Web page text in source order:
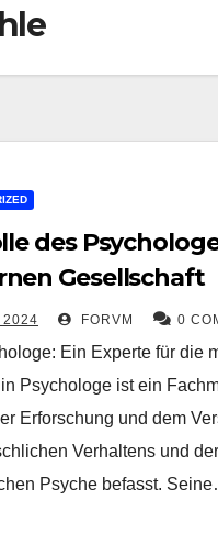
des
Gesellschaft
2024 FORVM 0
Ein Experte für die
Psychologe ist ein
Erforschung und dem
Verhaltens und der
Psyche befasst.